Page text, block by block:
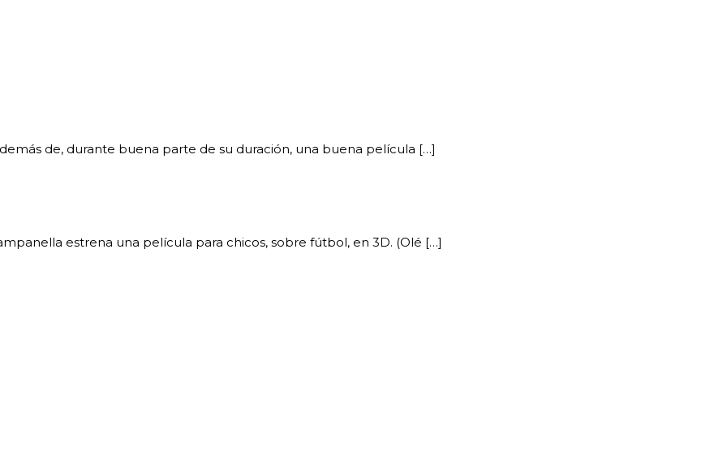
de, durante buena parte de su duración, una buena película […]
estrena una película para chicos, sobre fútbol, en 3D. (Olé […]